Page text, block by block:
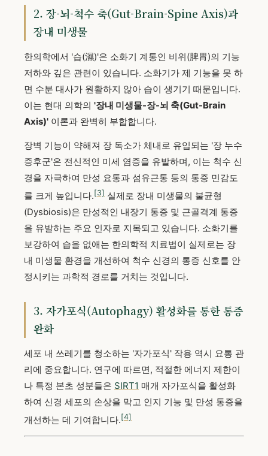
2. 장-뇌-척수 축(Gut-Brain-Spine Axis)과
장내 미생물
한의학에서 '습(濕)'은 소화기 계통인 비위(脾胃)의 기능
저하와 깊은 관련이 있습니다. 소화기가 제 기능을 못 하
면 수분 대사가 원활하지 않아 습이 생기기 때문입니다.
이는 현대 의학의 '장내 미생물-장-뇌 축(Gut-Brain
Axis)' 이론과 완벽히 부합합니다.
장벽 기능이 약해져 장 독소가 체내로 유입되는 '장 누수
증후군'은 전신적인 미세 염증을 유발하며, 이는 척수 신
경을 자극하여 만성 요통과 섬유근통 등의 통증 민감도
를 크게 높입니다.[3] 실제로 장내 미생물의 불균형
(Dysbiosis)은 만성적인 내장기 통증 및 근골격계 통증
을 유발하는 주요 인자로 지목되고 있습니다. 소화기를
보강하여 습을 없애는 한의학적 치료법이 실제로는 장
내 미생물 환경을 개선하여 척수 신경의 통증 신호를 안
정시키는 과학적 경로를 거치는 것입니다.
3. 자가포식(Autophagy) 활성화를 통한 통증
완화
세포 내 쓰레기를 청소하는 '자가포식' 작용 역시 요통 관
리에 중요합니다. 연구에 따르면, 적절한 에너지 제한이
나 특정 본초 성분들은 SIRT1 매개 자가포식을 활성화
하여 신경 세포의 손상을 막고 인지 기능 및 만성 통증을
개선하는 데 기여합니다.[4]